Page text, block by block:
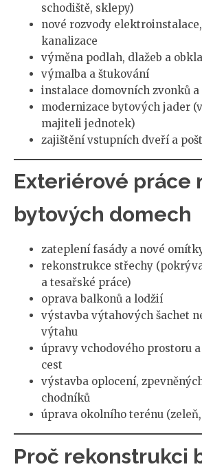
schodiště, sklepy)
nové rozvody
kanalizace
výměna podlah, dlažeb a
výmalba a štukování
instalace domovních zvonků
modernizace bytových jader
majiteli jednotek)
zajištění vstupních dveří a
Exteriérové práce
bytových domech
zateplení fasády a nové
rekonstrukce střechy
a tesařské práce)
oprava balkonů a lodžií
výstavba výtahových šachet
výtahu
úpravy vchodového prostoru
cest
výstavba oplocení,
chodníků
úprava okolního terénu
Proč rekonstrukci